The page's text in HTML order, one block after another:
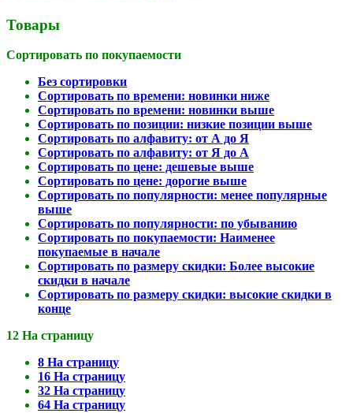
Товары
Сортировать по покупаемости
Без сортировки
Сортировать по времени: новинки ниже
Сортировать по времени: новинки выше
Сортировать по позиции: низкие позиции выше
Сортировать по алфавиту: от А до Я
Сортировать по алфавиту: от Я до А
Сортировать по цене: дешевые выше
Сортировать по цене: дорогие выше
Сортировать по популярности: менее популярные
выше
Сортировать по популярности: по убыванию
Сортировать по покупаемости: Наименее
покупаемые в начале
Сортировать по размеру скидки: Более высокие
скидки в начале
Сортировать по размеру скидки: высокие скидки в
конце
12 На страницу
8 На страницу
16 На страницу
32 На страницу
64 На страницу